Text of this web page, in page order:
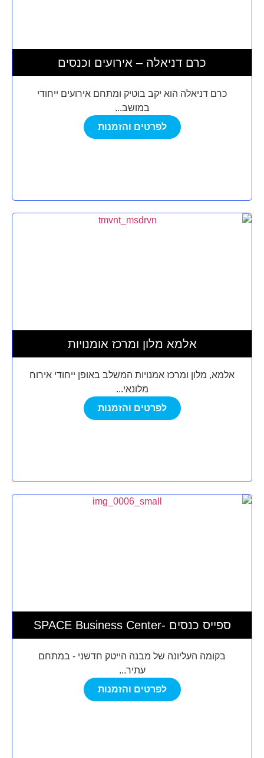
כרם דניאלה – אירועים וכנסים
כרם דניאלה הוא יקב בוטיק ומתחם אירועים ייחודי
במושב...
לפרטים והזמנות
אלמא מלון ומרכז אומנויות
אלמא, מלון ומרכז אמנויות המשלב באופן ייחודי אירוח
מלונאי...
לפרטים והזמנות
SPACE Business Center- ספייס כנסים
בקומה העליונה של מבנה הייטק חדשני - במתחם
עתיר...
לפרטים והזמנות